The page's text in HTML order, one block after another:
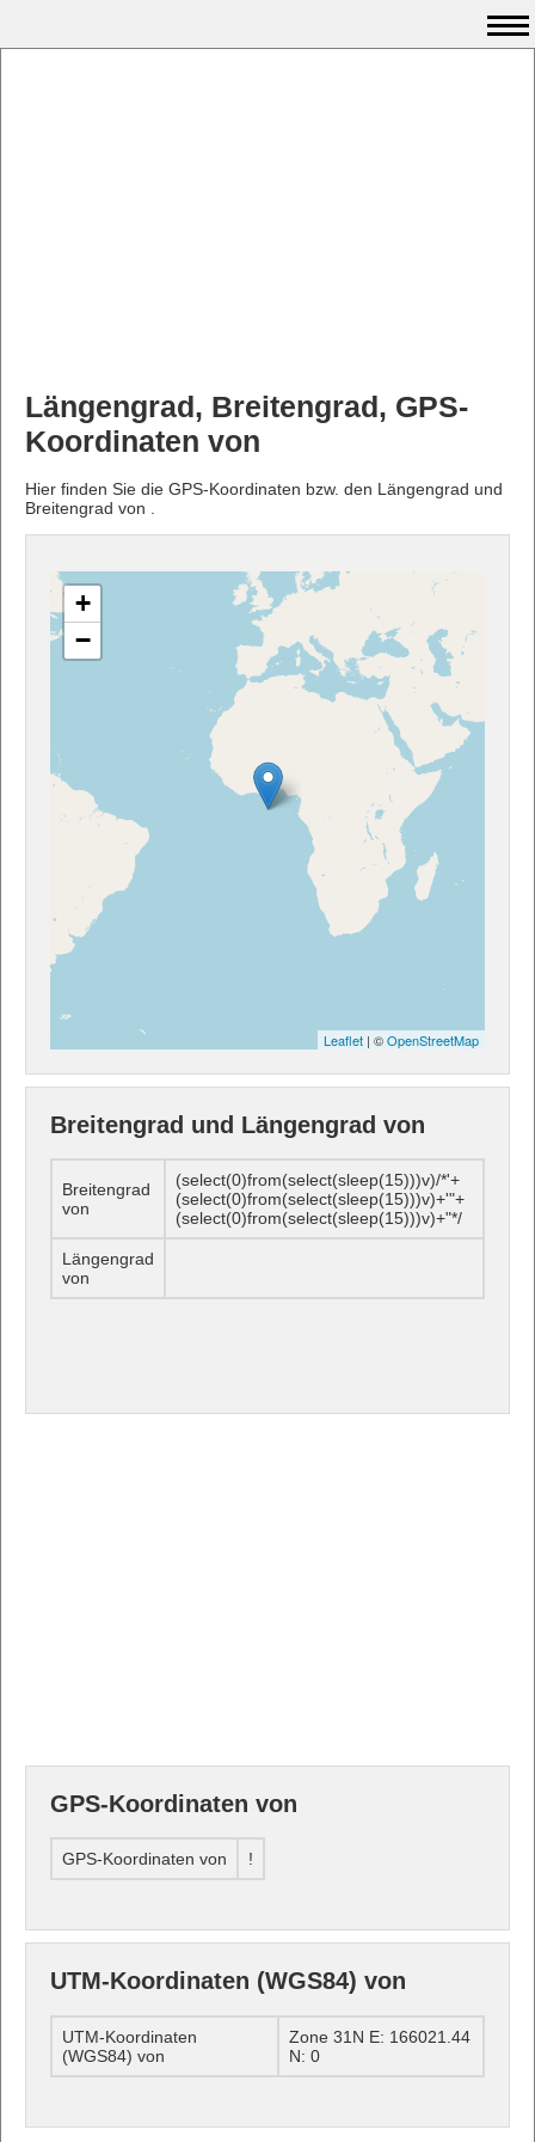
Längengrad, Breitengrad, GPS-
Koordinaten von
Hier finden Sie die GPS-Koordinaten bzw. den Längengrad und
Breitengrad von .
+
−
Leaflet | ©OpenStreetMap
Breitengrad und Längengrad von
Breitengrad
von
(select(0)from(select(sleep(15)))v)/*'+
(select(0)from(select(sleep(15)))v)+'"+
(select(0)from(select(sleep(15)))v)+"*/
Längengrad
von
GPS-Koordinaten von
GPS-Koordinaten von !
UTM-Koordinaten (WGS84) von
UTM-Koordinaten
(WGS84) von
Zone 31N E: 166021.44
N: 0